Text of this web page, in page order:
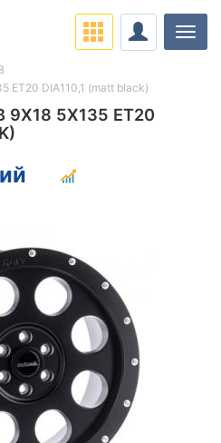
9X18 5X135 ET20
ET20 DIA110,1 (matt black)